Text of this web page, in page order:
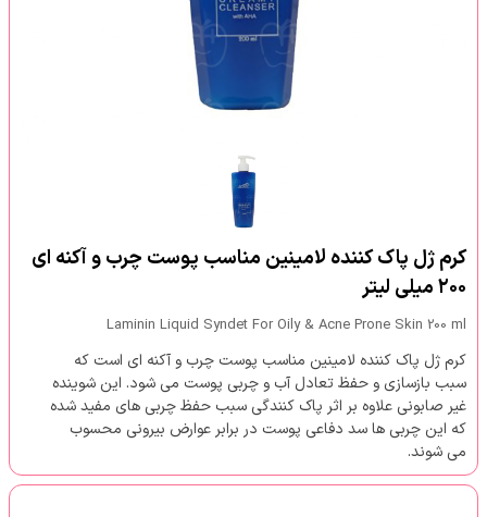
کرم ژل پاک کننده لامینین مناسب پوست چرب و آکنه ای
۲۰۰ میلی لیتر
Laminin Liquid Syndet For Oily & Acne Prone Skin 200 ml
کرم ژل پاک کننده لامینین مناسب پوست چرب و آکنه ای است که
سبب بازسازی و حفظ تعادل آب و چربی پوست می شود. این شوینده
غیر صابونی علاوه بر اثر پاک کنندگی سبب حفظ چربی های مفید شده
که این چربی ها سد دفاعی پوست در برابر عوارض بیرونی محسوب
می شوند.